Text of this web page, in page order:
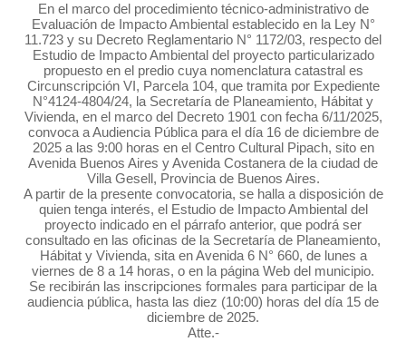
En el marco del procedimiento técnico-administrativo de
Evaluación de Impacto Ambiental establecido en la Ley N°
11.723 y su Decreto Reglamentario N° 1172/03, respecto del
Estudio de Impacto Ambiental del proyecto particularizado
propuesto en el predio cuya nomenclatura catastral es
Circunscripción VI, Parcela 104, que tramita por Expediente
N°4124-4804/24, la Secretaría de Planeamiento, Hábitat y
Vivienda, en el marco del Decreto 1901 con fecha 6/11/2025,
convoca a Audiencia Pública para el día 16 de diciembre de
2025 a las 9:00 horas en el Centro Cultural Pipach, sito en
Avenida Buenos Aires y Avenida Costanera de la ciudad de
Villa Gesell, Provincia de Buenos Aires.
A partir de la presente convocatoria, se halla a disposición de
quien tenga interés, el Estudio de Impacto Ambiental del
proyecto indicado en el párrafo anterior, que podrá ser
consultado en las oficinas de la Secretaría de Planeamiento,
Hábitat y Vivienda, sita en Avenida 6 N° 660, de lunes a
viernes de 8 a 14 horas, o en la página Web del municipio.
Se recibirán las inscripciones formales para participar de la
audiencia pública, hasta las diez (10:00) horas del día 15 de
diciembre de 2025.
Atte.-